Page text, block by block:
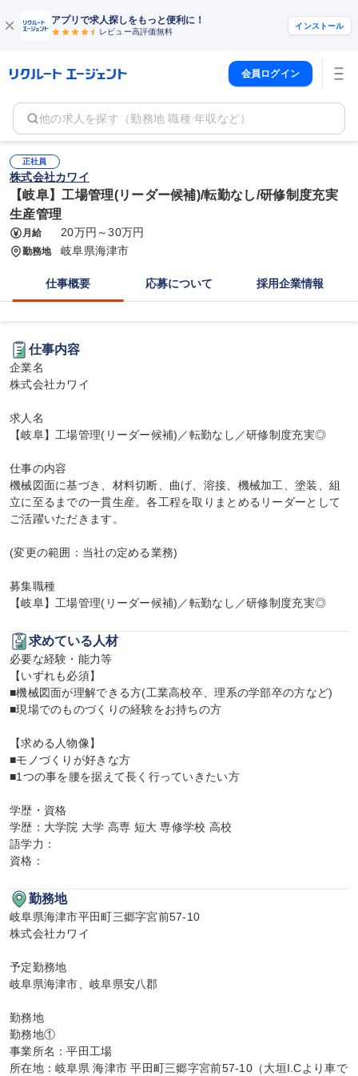
アプリで求人探しをもっと便利に！
レビュー高評価無料
インストール
会員ログイン
他の求人を探す（勤務地 職種 年収など）
正社員
株式会社カワイ
【岐阜】工場管理(リーダー候補)/転勤なし/研修制度充実
生産管理
月給 20万円～30万円
勤務地 岐阜県海津市
仕事概要 応募について 採用企業情報
仕事内容
企業名
株式会社カワイ
求人名
【岐阜】工場管理(リーダー候補)／転勤なし／研修制度充実◎
仕事の内容
機械図面に基づき、材料切断、曲げ、溶接、機械加工、塗装、組
立に至るまでの一貫生産。各工程を取りまとめるリーダーとして
ご活躍いただきます。
(変更の範囲：当社の定める業務)
募集職種
【岐阜】工場管理(リーダー候補)／転勤なし／研修制度充実◎
求めている人材
必要な経験・能力等
【いずれも必須】
■機械図面が理解できる方(工業高校卒、理系の学部卒の方など)
■現場でのものづくりの経験をお持ちの方
【求める人物像】
■モノづくりが好きな方
■1つの事を腰を据えて長く行っていきたい方
学歴・資格
学歴：大学院 大学 高専 短大 専修学校 高校
語学力：
資格：
勤務地
岐阜県海津市平田町三郷字宮前57-10
株式会社カワイ
予定勤務地
岐阜県海津市、岐阜県安八郡
勤務地
勤務地①
事業所名：平田工場
所在地：岐阜県 海津市 平田町三郷字宮前57-10（大垣I.Cより車で